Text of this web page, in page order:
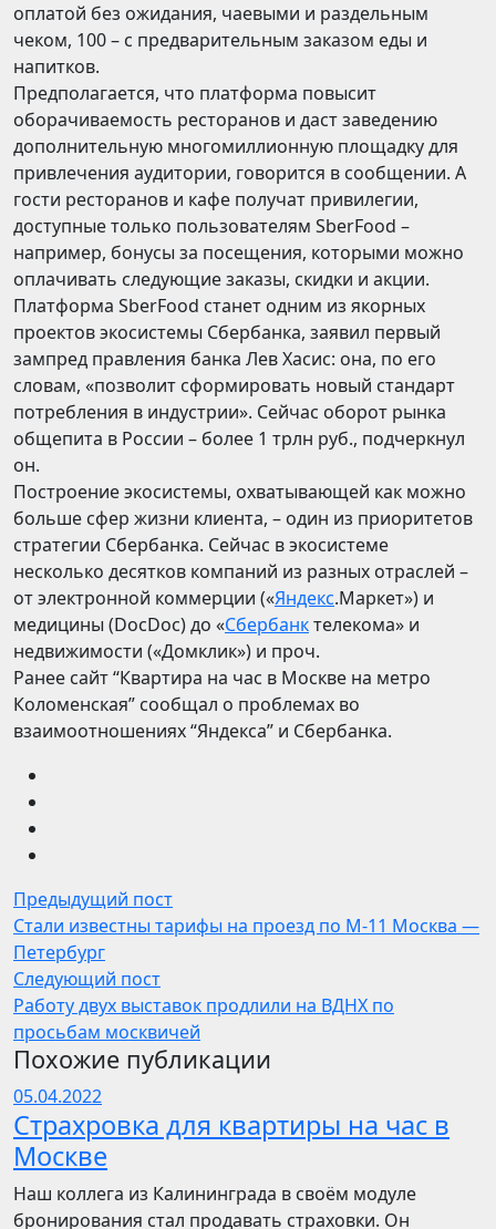
оплатой без ожидания, чаевыми и раздельным
чеком, 100 – с предварительным заказом еды и
напитков.
Предполагается, что платформа повысит
оборачиваемость ресторанов и даст заведению
дополнительную многомиллионную площадку для
привлечения аудитории, говорится в сообщении. А
гости ресторанов и кафе получат привилегии,
доступные только пользователям SberFood –
например, бонусы за посещения, которыми можно
оплачивать следующие заказы, скидки и акции.
Платформа SberFood станет одним из якорных
проектов экосистемы Сбербанка, заявил первый
зампред правления банка Лев Хасис: она, по его
словам, «позволит сформировать новый стандарт
потребления в индустрии». Сейчас оборот рынка
общепита в России – более 1 трлн руб., подчеркнул
он.
Построение экосистемы, охватывающей как можно
больше сфер жизни клиента, – один из приоритетов
стратегии Сбербанка. Сейчас в экосистеме
несколько десятков компаний из разных отраслей –
от электронной коммерции («Яндекс.Маркет») и
медицины (DocDoc) до «Сбербанктелекома» и
недвижимости («Домклик») и проч.
Ранее сайт “Квартира на час в Москве на метро
Коломенская” сообщал о проблемах во
взаимоотношениях “Яндекса” и Сбербанка.
Предыдущий пост
Стали известны тарифы на проезд по М-11 Москва —
Петербург
Следующий пост
Работу двух выставок продлили на ВДНХ по
просьбам москвичей
Похожие публикации
05.04.2022
Страхровка для квартиры на час в
Москве
Наш коллега из Калининграда в своём модуле
бронирования стал продавать страховки. Он